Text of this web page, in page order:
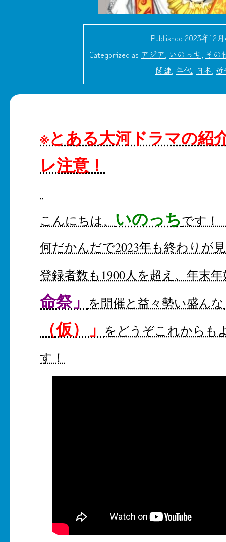
Published 2023年12
Categorized as アジア, いのっち, その
関連, 年代, 日本,
※とある大河ドラマの紹
レ注意！
こんにちは、 いのっちです！
何だかんだで2023年も終わりが
登録者数も1900人を超え、年末
命祭」 を開催と益々勢い盛んな
（仮）」 をどうぞこれからも
す！